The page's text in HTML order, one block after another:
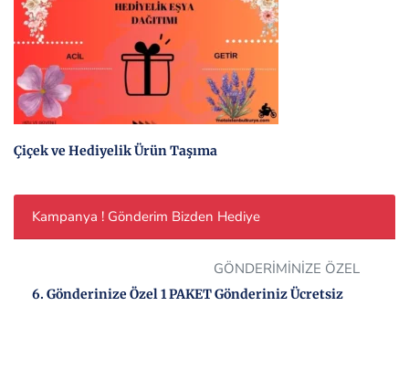
Çiçek ve Hediyelik Ürün Taşıma
Kampanya ! Gönderim Bizden Hediye
GÖNDERİMİNİZE ÖZEL
6. Gönderinize Özel 1 PAKET Gönderiniz Ücretsiz